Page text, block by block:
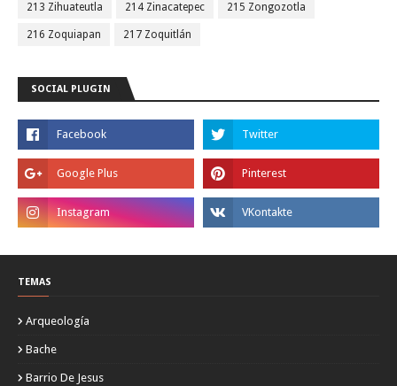
213 Zihuateutla 214 Zinacatepec 215 Zongozotla
216 Zoquiapan 217 Zoquitlán
SOCIAL PLUGIN
TEMAS
Arqueología
Bache
Barrio De Jesus